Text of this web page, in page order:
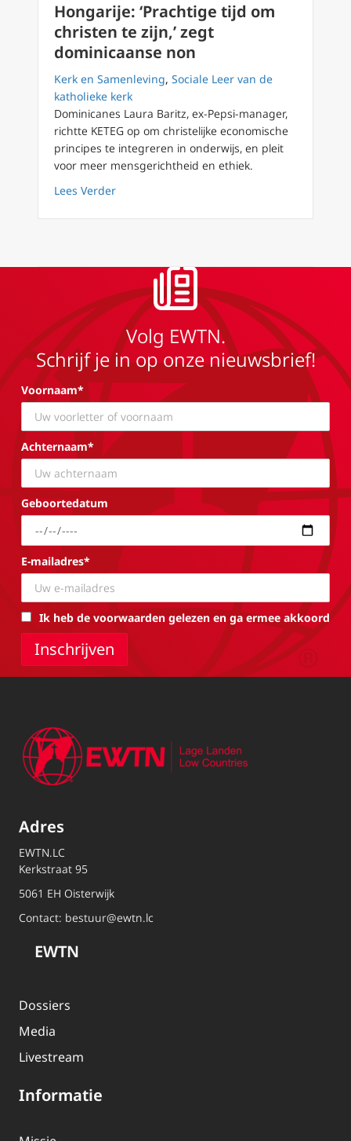
Hongarije: ‘Prachtige tijd om
christen te zijn,’ zegt
dominicaanse non
Kerk en Samenleving, Sociale Leer van de
katholieke kerk
Dominicanes Laura Baritz, ex-Pepsi-manager,
richtte KETEG op om christelijke economische
principes te integreren in onderwijs, en pleit
voor meer mensgerichtheid en ethiek.
Lees Verderabout Hongarije: ‘Prachtige tijd om christen
Volg EWTN.
Schrijf je in op onze nieuwsbrief!
Voornaam*
Achternaam*
Geboortedatum
E-mailadres*
Ik heb de voorwaarden gelezen en ga ermee akkoord
Adres
EWTN.LC
Kerkstraat 95
5061 EH Oisterwijk
Contact: bestuur@ewtn.lc
EWTN
Dossiers
Media
Livestream
Informatie